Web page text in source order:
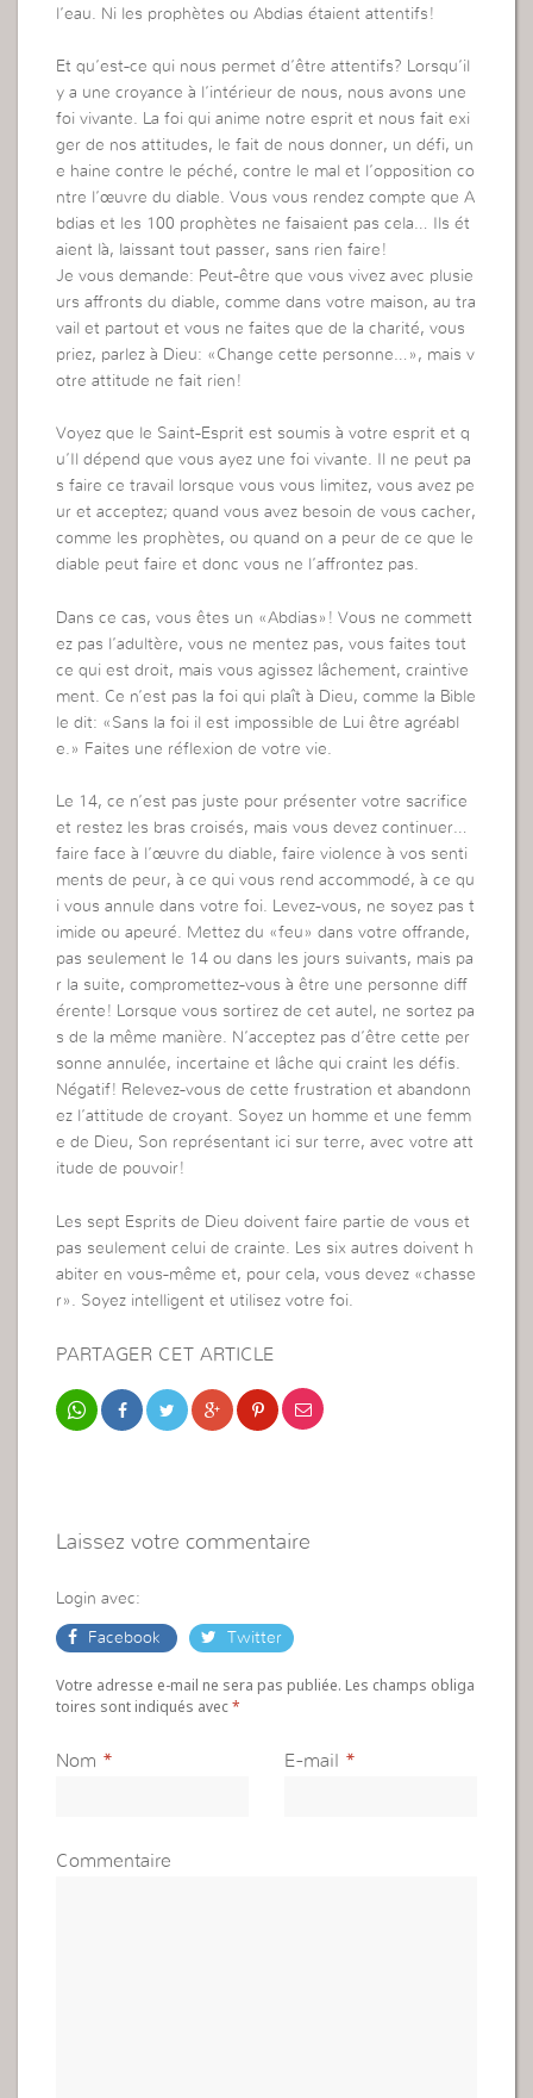
l’eau. Ni les prophètes ou Abdias étaient attentifs!
Et qu’est-ce qui nous permet d’être attentifs? Lorsqu’il
y a une croyance à l’intérieur de nous, nous avons une
foi vivante. La foi qui anime notre esprit et nous fait exi
ger de nos attitudes, le fait de nous donner, un défi, un
e haine contre le péché, contre le mal et l’opposition co
ntre l’œuvre du diable. Vous vous rendez compte que A
bdias et les 100 prophètes ne faisaient pas cela… Ils ét
aient là, laissant tout passer, sans rien faire!
Je vous demande: Peut-être que vous vivez avec plusie
urs affronts du diable, comme dans votre maison, au tra
vail et partout et vous ne faites que de la charité, vous
priez, parlez à Dieu: «Change cette personne…», mais v
otre attitude ne fait rien!
Voyez que le Saint-Esprit est soumis à votre esprit et q
u’Il dépend que vous ayez une foi vivante. Il ne peut pa
s faire ce travail lorsque vous vous limitez, vous avez pe
ur et acceptez; quand vous avez besoin de vous cacher,
comme les prophètes, ou quand on a peur de ce que le
diable peut faire et donc vous ne l’affrontez pas.
Dans ce cas, vous êtes un «Abdias»! Vous ne commett
ez pas l’adultère, vous ne mentez pas, vous faites tout
ce qui est droit, mais vous agissez lâchement, craintive
ment. Ce n’est pas la foi qui plaît à Dieu, comme la Bible
le dit: «Sans la foi il est impossible de Lui être agréabl
e.» Faites une réflexion de votre vie.
Le 14, ce n’est pas juste pour présenter votre sacrifice
et restez les bras croisés, mais vous devez continuer…
faire face à l’œuvre du diable, faire violence à vos senti
ments de peur, à ce qui vous rend accommodé, à ce qu
i vous annule dans votre foi. Levez-vous, ne soyez pas t
imide ou apeuré. Mettez du «feu» dans votre offrande,
pas seulement le 14 ou dans les jours suivants, mais pa
r la suite, compromettez-vous à être une personne diff
érente! Lorsque vous sortirez de cet autel, ne sortez pa
s de la même manière. N’acceptez pas d’être cette per
sonne annulée, incertaine et lâche qui craint les défis.
Négatif! Relevez-vous de cette frustration et abandonn
ez l’attitude de croyant. Soyez un homme et une femm
e de Dieu, Son représentant ici sur terre, avec votre att
itude de pouvoir!
Les sept Esprits de Dieu doivent faire partie de vous et
pas seulement celui de crainte. Les six autres doivent h
abiter en vous-même et, pour cela, vous devez «chasse
r». Soyez intelligent et utilisez votre foi.
PARTAGER CET ARTICLE
Laissez votre commentaire
Login avec:
Facebook Twitter
Votre adresse e-mail ne sera pas publiée. Les champs obliga
toires sont indiqués avec*
Nom * E-mail *
Commentaire